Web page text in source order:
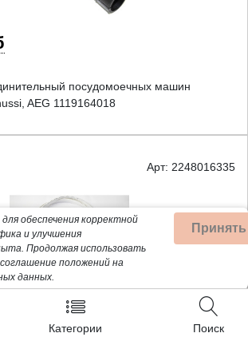
Категории Поиск
посудомоечных машин
AEG 1119164018
Арт: 2248016335
обеспечения корректной
и улучшения
Продолжая использовать
соглашение положений на
данных.
Принять